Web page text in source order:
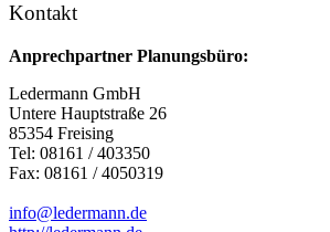
Kontakt
Anprechpartner Planungsbüro:
Ledermann GmbH
Untere Hauptstraße 26
85354 Freising
Tel: 08161 / 403350
Fax: 08161 / 4050319
info@ledermann.de